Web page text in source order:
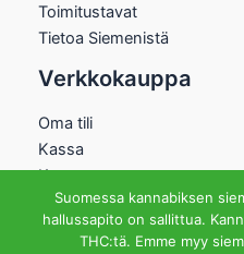
Toimitustavat
Tietoa Siemenistä
Verkkokauppa
Oma tili
Kassa
Kauppa
Ostoskori
Helsingin Myymälä
Suomessa kannabiksen
hallussapito on sallittua.
THC:tä. Emme myy